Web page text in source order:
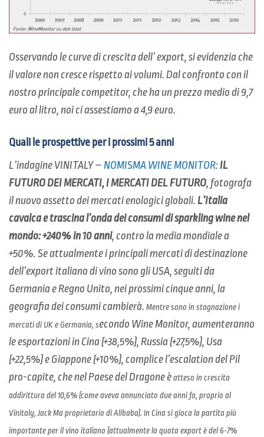
Osservando le curve di crescita dell’ export, si evidenzia che
il valore non cresce rispetto ai volumi. Dal confronto con il
nostro principale competitor, che ha un prezzo medio di 9,7
euro al litro, noi ci assestiamo a 4,9 euro.
Quali le prospettive per i prossimi 5 anni
L’indagine VINITALY – NOMISMA WINE MONITOR:IL
FUTURO DEI MERCATI, I MERCATI DEL FUTURO, fotografa
il nuovo assetto dei mercati enologici globali. L’Italia
cavalca e trascina l’onda dei consumi di sparkling wine nel
mondo: +240% in 10 anni, contro la media mondiale a
+50%. Se attualmente i principali mercati di destinazione
dell’export italiano di vino sono gli USA, seguiti da
Germania e Regno Unito, nei prossimi cinque anni, la
geografia dei consumi cambierà. Mentre sono in stagnazione i
mercati di UK e Germania, secondo Wine Monitor, aumenteranno
le esportazioni in Cina (+38,5%), Russia (+27,5%), Usa
(+22,5%) e Giappone (+10%), complice l’escalation del Pil
pro-capite, che nel Paese del Dragone è atteso in crescita
addirittura del 10,6% (come aveva annunciato due anni fa, proprio al
Vinitaly, Jack Ma proprietario di Alibaba). In Cina si gioca la partita più
importante per il vino italiano (attualmente la quota export è del 6-7%